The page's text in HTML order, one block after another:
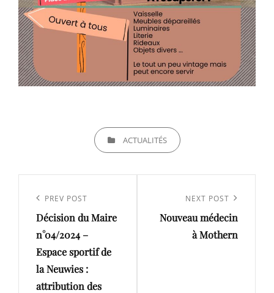
CATEGORIESACTUALITÉS
l’article
Previous
Post
PREV POST
Décision du Maire
n°04/2024 –
Espace sportif de
la Neuwies :
attribution des
Post
NEXT POST
Nouveau médecin
à Mothern